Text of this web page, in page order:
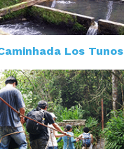
Los Tunos